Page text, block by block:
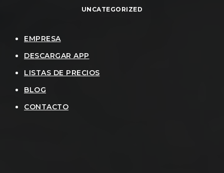
UNCATEGORIZED
EMPRESA
DESCARGAR APP
LISTAS DE PRECIOS
BLOG
CONTACTO